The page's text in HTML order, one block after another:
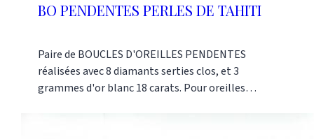
BO PENDENTES PERLES DE TAHITI
Paire de BOUCLES D'OREILLES PENDENTES
réalisées avec 8 diamants serties clos, et 3
grammes d'or blanc 18 carats. Pour oreilles